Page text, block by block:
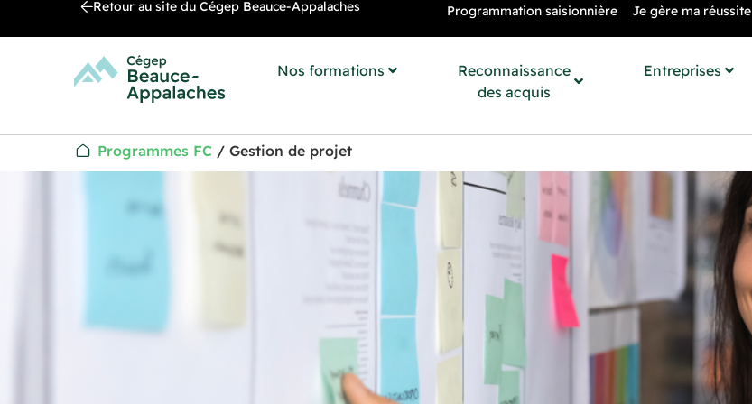
Retour au site du Cégep Beauce-Appalaches Programmation saisionnière Je gère ma réussite
Nos formations
Reconnaissance
des acquis
Entreprises
Programmes FC / Gestion de projet